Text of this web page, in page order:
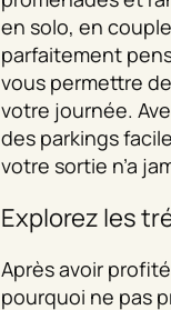
en solo, en
parfaitement
vous permettre
votre journée.
des parkings
votre sortie n’a
Explorez les
Après avoir
pourquoi ne pas